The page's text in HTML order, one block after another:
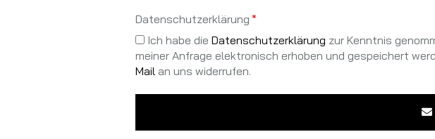
Datenschutzerklärung
Ich habe die Datenschutzerklärung zur Kenntnis
meiner Anfrage elektronisch erhoben und gespeichert
Mail an uns widerrufen.